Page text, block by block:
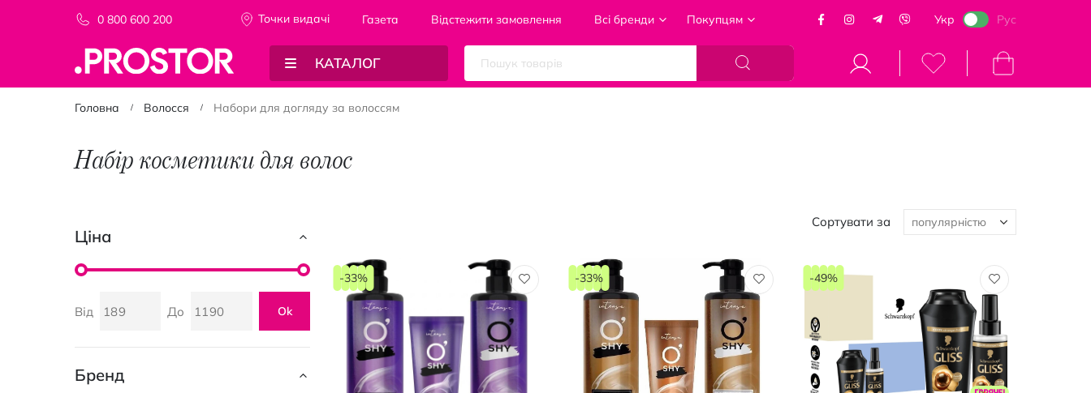
0 800 600 200 Точки видачi Газета Відстежити замовлення Всі бренди Покупцям Укр Рус
КАТАЛОГ Кошик
Головна Волосся Набори для догляду за волоссям
Набір косметики для волос
Сортувати за
-33% -33% -49%
Ціна
Від До Ok
Бренд